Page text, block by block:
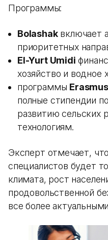
Программы:
Bolashakвключает
приоритетных
El-Yurt Umidi
хозяйство и водное
программы
полные стипендии
развитию сельских
технологиям.
Эксперт отмечает,
специалистов будет
климата, рост
продовольственной
все более